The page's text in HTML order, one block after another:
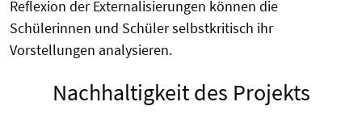
Reflexion der Externalisierungen können die
Schülerinnen und Schüler selbstkritisch ihr
Vorstellungen analysieren.
Nachhaltigkeit des Projekts